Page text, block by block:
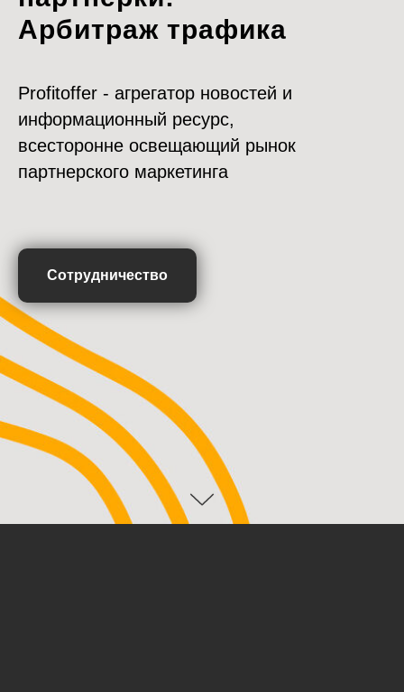
Арбитраж трафика
Profitoffer - агрегатор новостей и
информационный ресурс,
всесторонне освещающий рынок
партнерского маркетинга
Сотрудничество